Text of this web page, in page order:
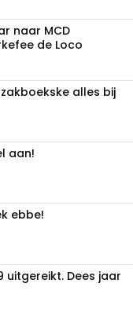
naar MCD
de Loco
alles bij
aan!
ebbe!
uitgereikt. Dees jaar